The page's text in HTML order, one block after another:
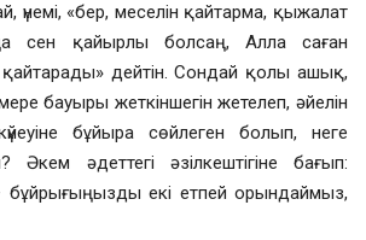
үнемі, «бер, меселін қайтарма, қыжалат
сен қайырлы болсаң, Алла саған
қайтарады» дейтін. Сондай қолы ашық,
бауыры жеткіншегін жетелеп, әйелін
бұйыра сөйлеген болып, неге
Әкем әдеттегі әзілкештігіне бағып:
бұйрығыңызды екі етпей орындаймыз,